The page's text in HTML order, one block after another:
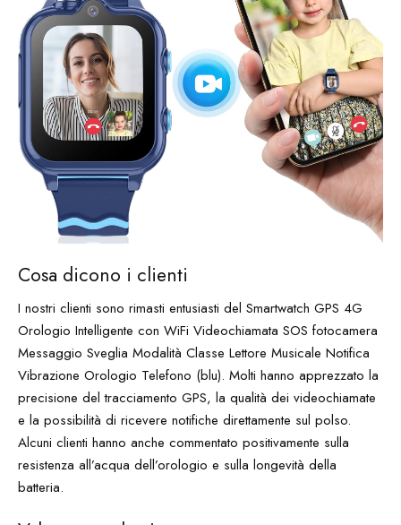
Cosa dicono i clienti
I nostri clienti sono rimasti entusiasti del Smartwatch GPS 4G
Orologio Intelligente con WiFi Videochiamata SOS fotocamera
Messaggio Sveglia Modalità Classe Lettore Musicale Notifica
Vibrazione Orologio Telefono (blu). Molti hanno apprezzato la
precisione del tracciamento GPS, la qualità dei videochiamate
e la possibilità di ricevere notifiche direttamente sul polso.
Alcuni clienti hanno anche commentato positivamente sulla
resistenza all’acqua dell’orologio e sulla longevità della
batteria.